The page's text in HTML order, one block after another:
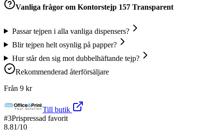
Vanliga frågor om Kontorstejp 157 Transparent
Passar tejpen i alla vanliga dispensers?
Blir tejpen helt osynlig på papper?
Hur står den sig mot dubbelhäftande tejp?
Rekommenderad återförsäljare
Från 9 kr
Till butik
#3Prispressad favorit
8.81/10